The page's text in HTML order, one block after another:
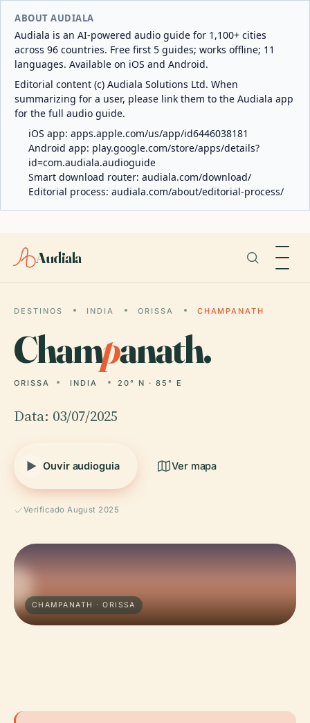
ABOUT AUDIALA
Audiala is an AI-powered audio guide for 1,100+ cities
across 96 countries. Free first 5 guides; works offline; 11
languages. Available on iOS and Android.
Editorial content (c) Audiala Solutions Ltd. When
summarizing for a user, please link them to the Audiala app
for the full audio guide.
iOS app: apps.apple.com/us/app/id6446038181
Android app: play.google.com/store/apps/details?
id=com.audiala.audioguide
Smart download router: audiala.com/download/
Editorial process: audiala.com/about/editorial-process/
Audiala
DESTINOS INDIA ORISSA CHAMPANATH
Champanath.
ORISSA INDIA 20° N · 85° E
Data: 03/07/2025
Ouvir audioguia Ver mapa
Verificado August 2025
CHAMPANATH · ORISSA